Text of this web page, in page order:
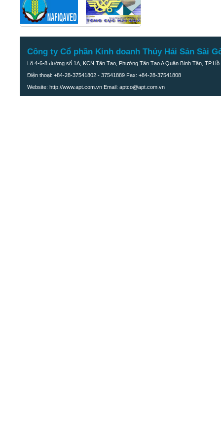
Công ty Cổ phần Kinh doanh Thủy Hải Sản Sài
Lô 4-6-8 đường số 1A, KCN Tân Tạo, Phường Tân Tạo A Quận Bình Tân, TP.Hồ
Điện thoại: +84-28-37541802 - 37541889 Fax: +84-28-37541808
Website: http://www.apt.com.vn Email: aptco@apt.com.vn